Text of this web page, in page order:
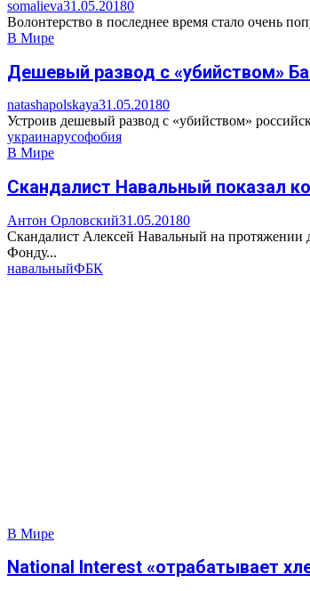
somalieva31.05.20180
Волонтерство в последнее время стало очень
В Мире
Дешевый развод с «убийством»
natashapolskaya31.05.20180
Устроив дешевый развод с «убийством»
украинарусофобия
В Мире
Скандалист Навальный показал
Антон Орловский31.05.20180
Скандалист Алексей Навальный на протяжении
Фонду...
навальныйФБК
В Мире
National Interest «отрабатывает